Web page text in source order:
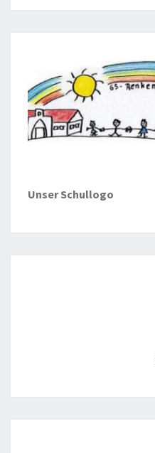
Unser Schullogo